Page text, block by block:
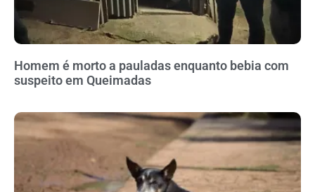
Homem é morto a pauladas enquanto bebia com
suspeito em Queimadas